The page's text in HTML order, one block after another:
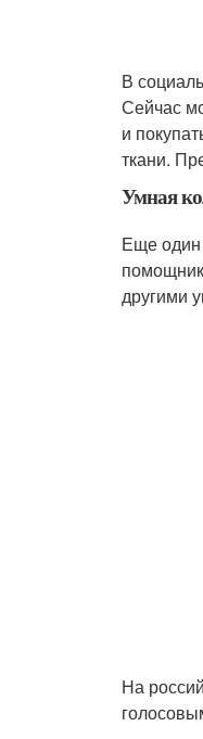
В
Сейчас
и
ткани.
Умная
Еще один
другими
На